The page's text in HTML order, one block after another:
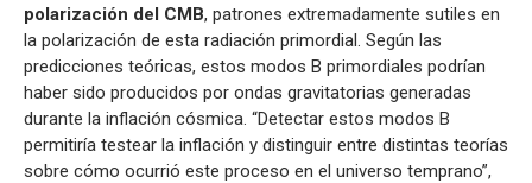
polarización del CMB, patrones extremadamente sutiles en
la polarización de esta radiación primordial. Según las
predicciones teóricas, estos modos B primordiales podrían
haber sido producidos por ondas gravitatorias generadas
durante la inflación cósmica. “Detectar estos modos B
permitiría testear la inflación y distinguir entre distintas teorías
sobre cómo ocurrió este proceso en el universo temprano”,